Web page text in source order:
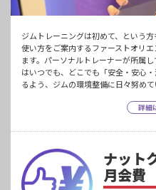
ジムトレーニングは初めて、という
使い方をご案内するファーストオリ
ます。パーソナルトレーナーが所属
はいつでも、どこでも「安全・安心
るよう、ジムの環境整備に日々努めて
詳細
ナット
月会費